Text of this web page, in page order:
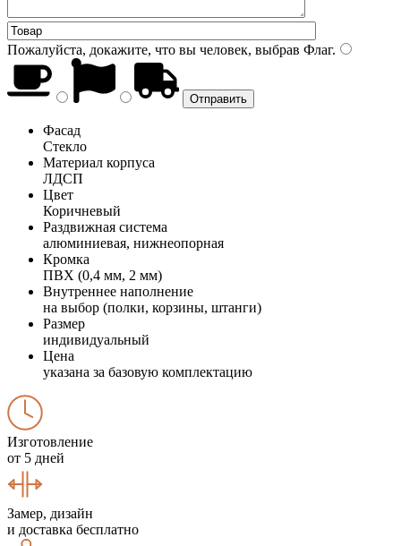
Пожалуйста, докажите, что вы человек, выбрав Флаг.
Фасад
Стекло
Материал корпуса
ЛДСП
Цвет
Коричневый
Раздвижная система
алюминиевая, нижнеопорная
Кромка
ПВХ (0,4 мм, 2 мм)
Внутреннее наполнение
на выбор (полки, корзины, штанги)
Размер
индивидуальный
Цена
указана за базовую комплектацию
Изготовление
от 5 дней
Замер, дизайн
и доставка бесплатно